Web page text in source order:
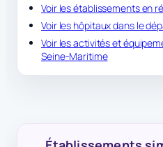
Voir les établissements en
Voir les hôpitaux dans le
Voir les activités et
Seine-Maritime